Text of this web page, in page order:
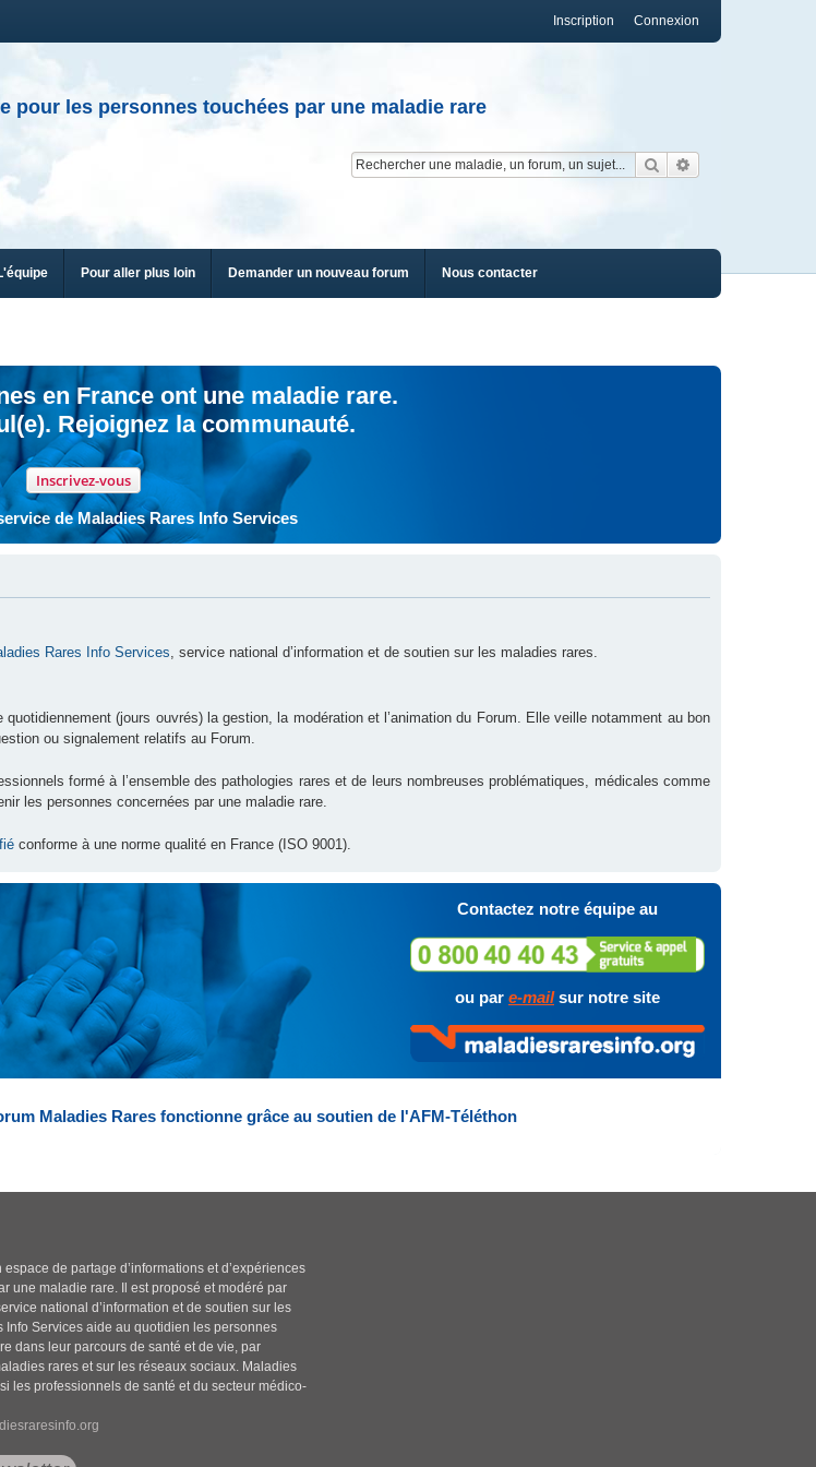
Connexion
Inscription
pour les personnes touchées par une maladie rare
Rechercher
Pour aller plus loin Demander un nouveau forum Nous contacter
en France ont une maladie rare.
Rejoignez la communauté.
Inscrivez-vous
de Maladies Rares Info Services
Rares Info Services, service national d’information et de soutien sur les maladies rares.
(jours ouvrés) la gestion, la modération et l’animation du Forum. Elle veille notamment au bon
ou signalement relatifs au Forum.
formé à l’ensemble des pathologies rares et de leurs nombreuses problématiques, médicales comme
les personnes concernées par une maladie rare.
conforme à une norme qualité en France (ISO 9001).
Contactez notre équipe au
ou par e-mailsur notre site
Maladies Rares fonctionne grâce au soutien de l'AFM-Téléthon
de partage d’informations et d’expériences
une maladie rare. Il est proposé et modéré par
national d’information et de soutien sur les
Info Services aide au quotidien les personnes
dans leur parcours de santé et de vie, par
rares et sur les réseaux sociaux. Maladies
les professionnels de santé et du secteur médico-